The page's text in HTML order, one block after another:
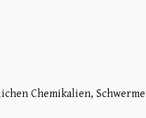
Chemikalien,